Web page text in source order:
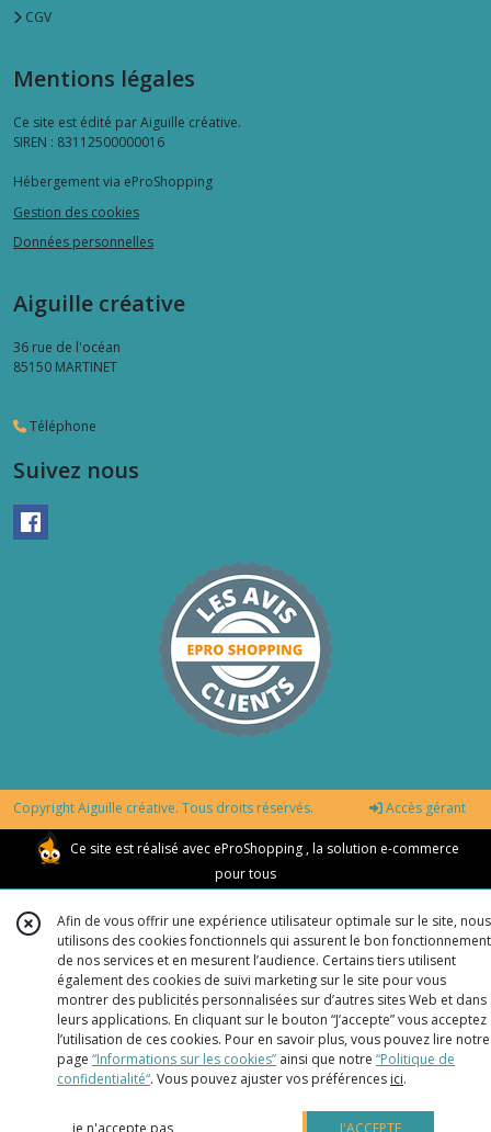
CGV
Mentions légales
Ce site est édité par Aiguille créative.
SIREN : 83112500000016
Hébergement via eProShopping
Gestion des cookies
Données personnelles
Aiguille créative
36 rue de l'océan
85150 MARTINET
Téléphone
Suivez nous
Copyright Aiguille créative. Tous droits réservés. Accès gérant
Ce site est réalisé avec eProShopping , la solution e-commerce
pour tous
Afin de vous offrir une expérience utilisateur optimale sur le site, nous
utilisons des cookies fonctionnels qui assurent le bon fonctionnement
de nos services et en mesurent l’audience. Certains tiers utilisent
également des cookies de suivi marketing sur le site pour vous
montrer des publicités personnalisées sur d’autres sites Web et dans
leurs applications. En cliquant sur le bouton “J’accepte” vous acceptez
l’utilisation de ces cookies. Pour en savoir plus, vous pouvez lire notre
page “Informations sur les cookies” ainsi que notre “Politique de
confidentialité“. Vous pouvez ajuster vos préférences ici.
je n'accepte pas J'ACCEPTE